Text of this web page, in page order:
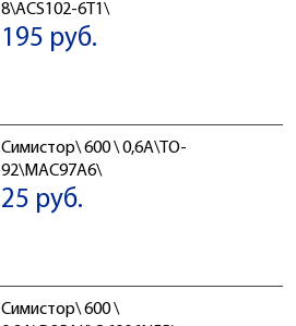
8\ACS102-6T1\
195 руб.
Симистор\ 600 \ 0,6А\TO-
92\MAC97A6\
25 руб.
Симистор\ 600 \